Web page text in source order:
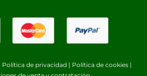
Política de privacidad | Política de cookies |